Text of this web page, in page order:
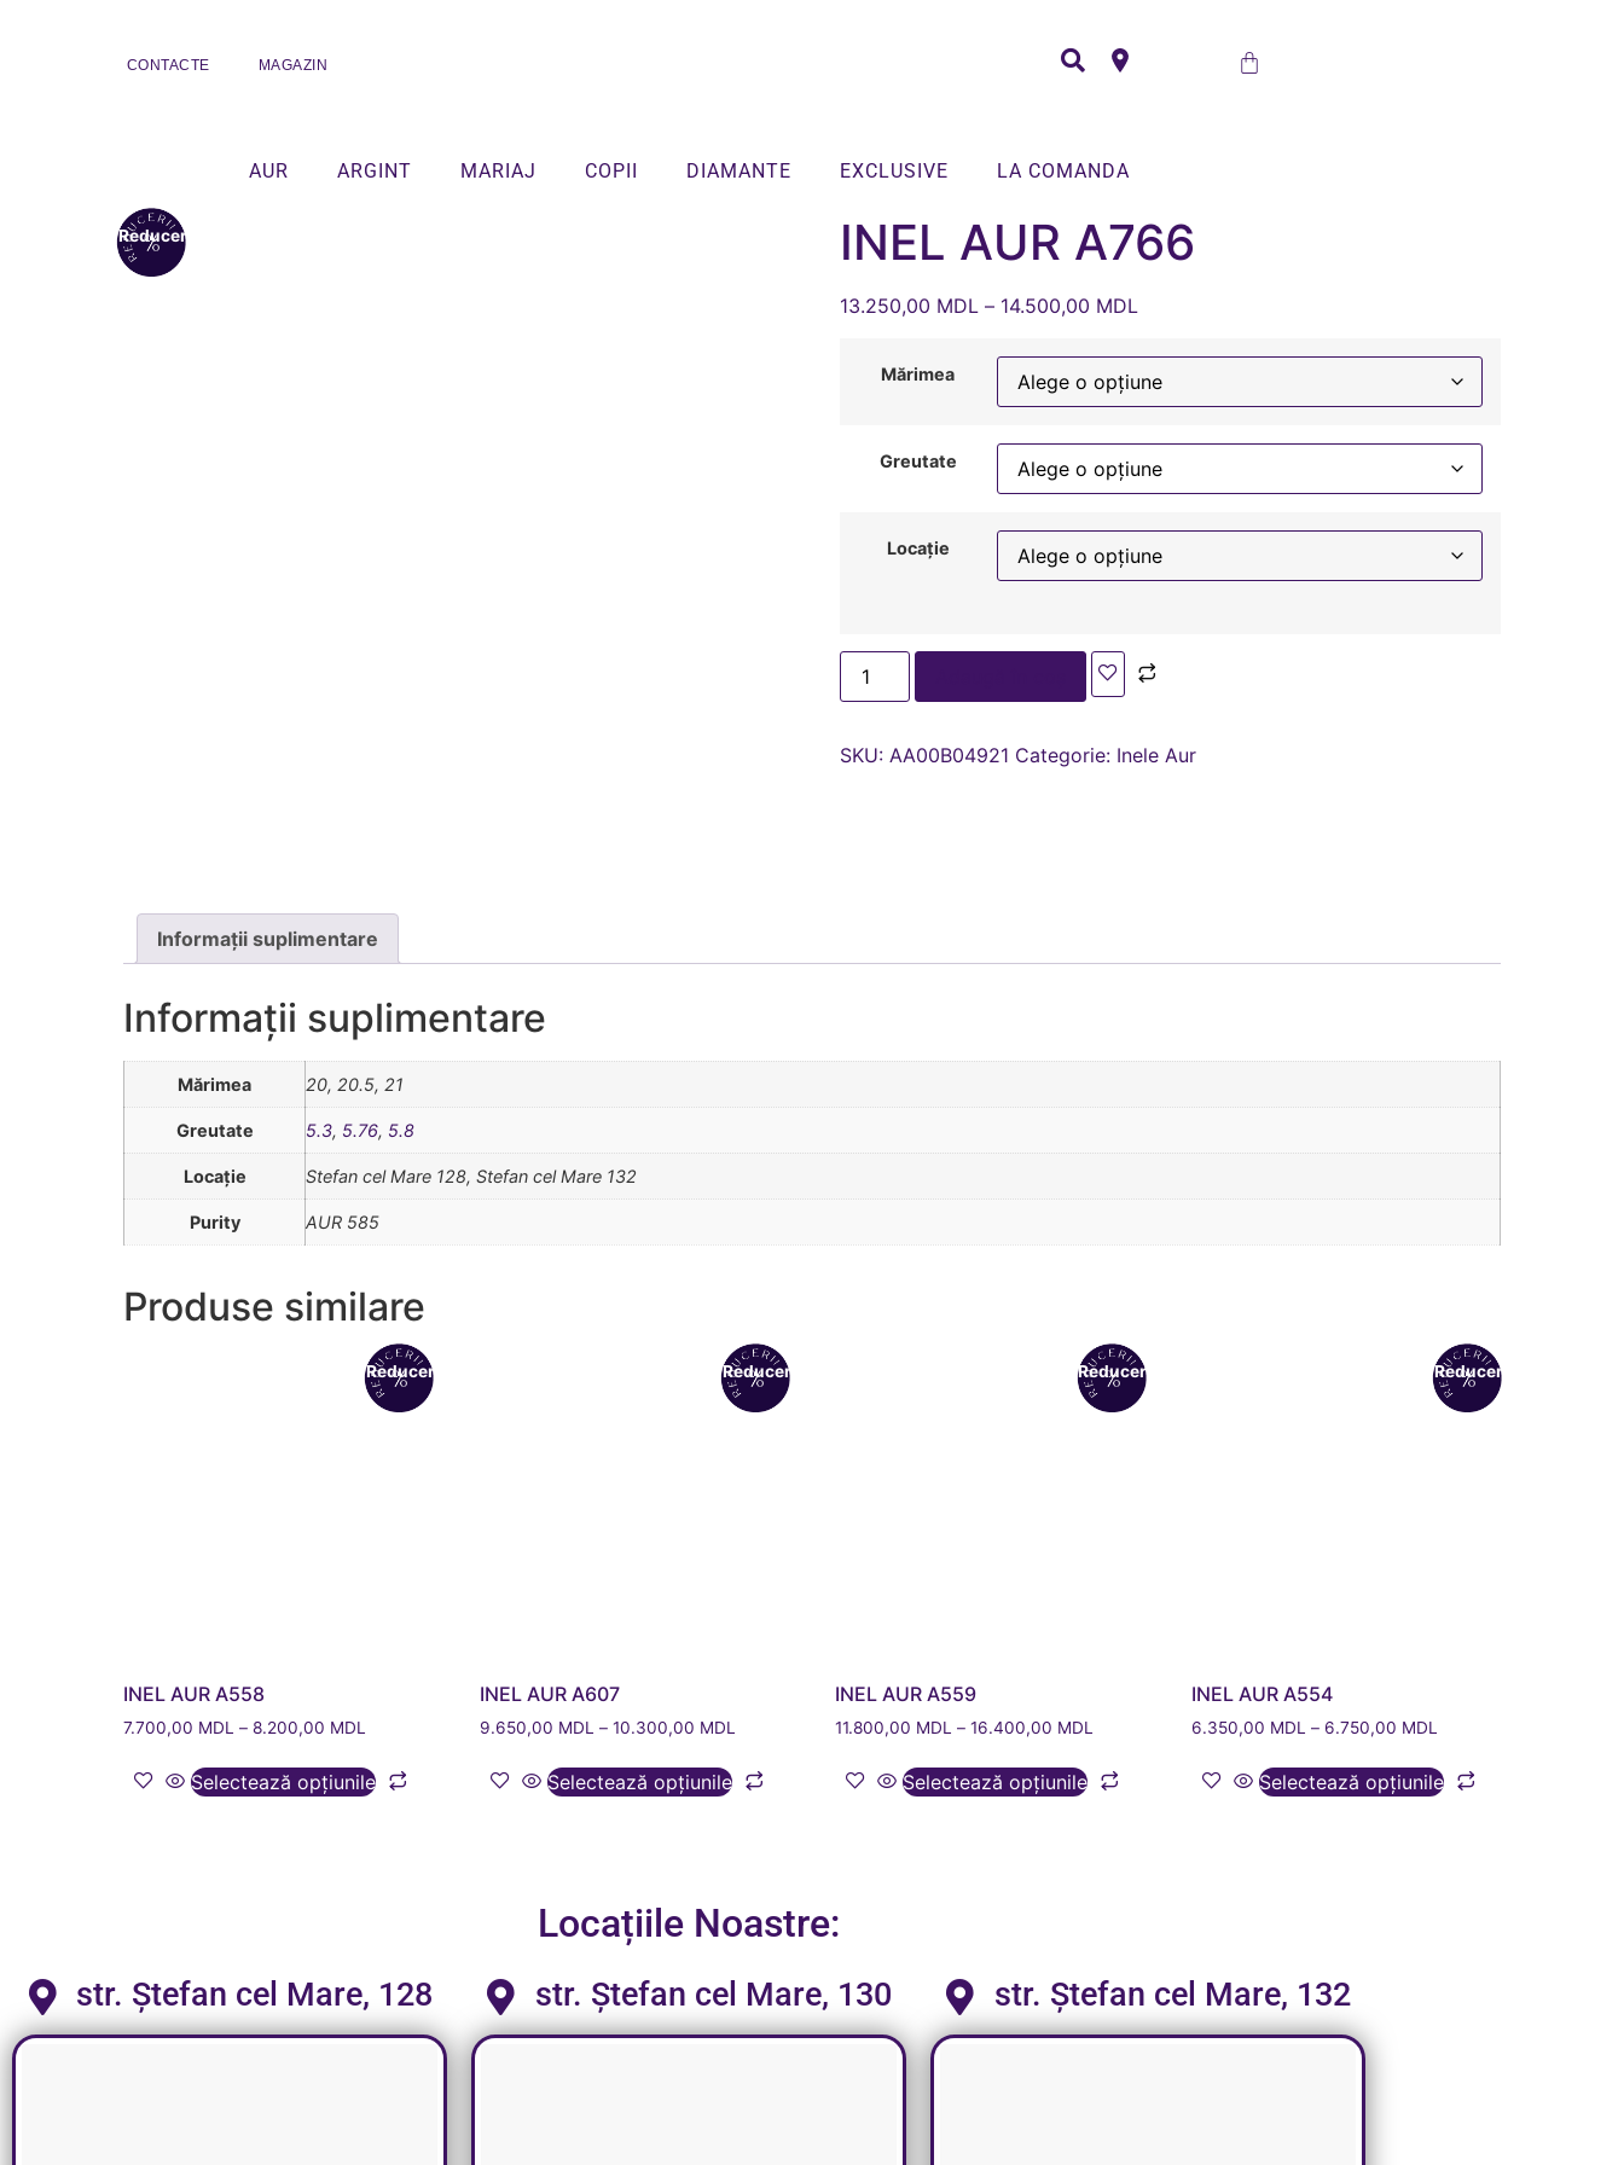
CONTACTE MAGAZIN
AUR ARGINT MARIAJ COPII DIAMANTE EXCLUSIVE LA COMANDA
Reduceri! INEL AUR A766
13.250,00 MDL – 14.500,00 MDL
Mărimea
Greutate
Locație
SKU: AA00В04921 Categorie: Inele Aur
Informații suplimentare
Informații suplimentare
Mărimea 20, 20.5, 21
Greutate 5.3, 5.76, 5.8
Locație Stefan cel Mare 128, Stefan cel Mare 132
Purity AUR 585
Produse similare
Reduceri!
INEL AUR A558
7.700,00 MDL – 8.200,00 MDL
Selectează opțiunile
Reduceri!
INEL AUR A607
9.650,00 MDL – 10.300,00 MDL
Selectează opțiunile
Reduceri!
INEL AUR A559
11.800,00 MDL – 16.400,00 MDL
Selectează opțiunile
Reduceri!
INEL AUR A554
6.350,00 MDL – 6.750,00 MDL
Selectează opțiunile
Locațiile Noastre:
str. Ștefan cel Mare, 128 str. Ștefan cel Mare, 130 str. Ștefan cel Mare, 132